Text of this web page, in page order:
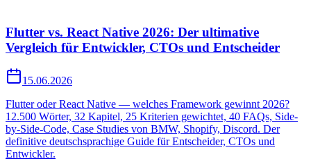
Flutter vs. React Native 2026: Der ultimative
Vergleich für Entwickler, CTOs und Entscheider
15.06.2026
Flutter oder React Native — welches Framework gewinnt 2026?
12.500 Wörter, 32 Kapitel, 25 Kriterien gewichtet, 40 FAQs, Side-
by-Side-Code, Case Studies von BMW, Shopify, Discord. Der
definitive deutschsprachige Guide für Entscheider, CTOs und
Entwickler.